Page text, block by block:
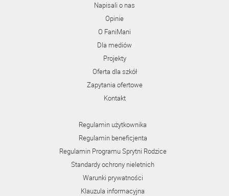
Napisali o nas
Opinie
O FaniMani
Dla mediów
Projekty
Oferta dla szkół
Zapytania ofertowe
Kontakt
Regulamin użytkownika
Regulamin beneficjenta
Regulamin Programu Sprytni Rodzice
Standardy ochrony nieletnich
Warunki prywatności
Klauzula informacyjna